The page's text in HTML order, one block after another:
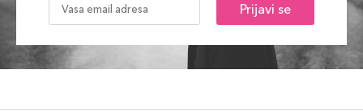
Prijavi se